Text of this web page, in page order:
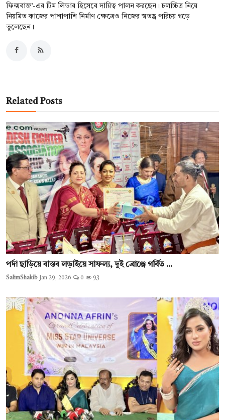
ফিল্মবাজ’-এর টিম লিডার হিসেবে দায়িত্ব পালন করছেন। চলচ্চিত্র নিয়ে
নিয়মিত কাজের পাশাপাশি নির্মাণ ক্ষেত্রেও নিজের স্বতন্ত্র পরিচয় গড়ে
তুলেছেন।
Related Posts
পর্দা ছাড়িয়ে বাস্তব লড়াইয়ে সাফল্য, দুই ব্রোঞ্জে গর্বিত ...
SalimShakib Jan 29, 2026 0 93